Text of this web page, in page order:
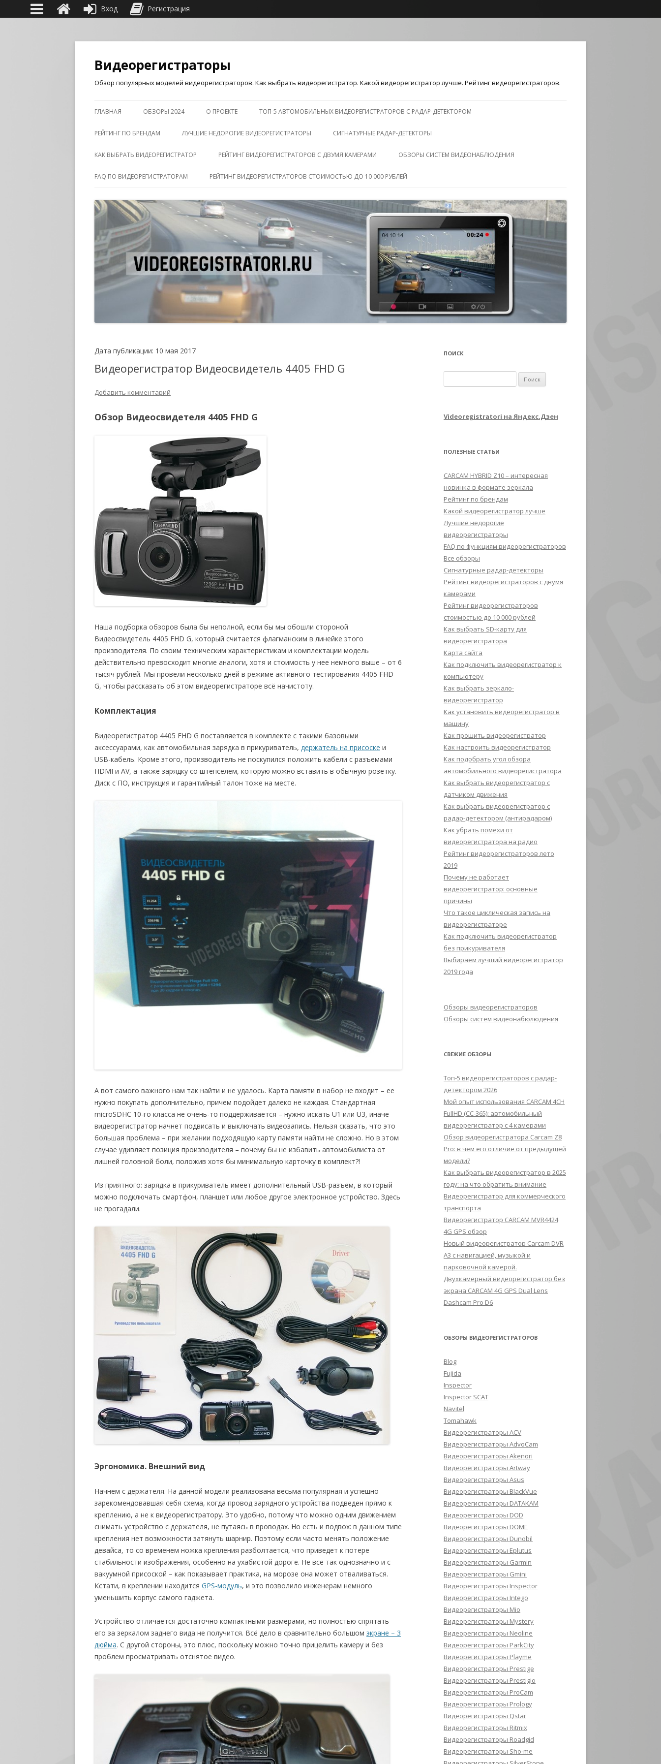
Видеорегистраторы
Обзор популярных моделей видеорегистраторов. Как выбрать видеорегистратор. Какой видеорегистратор лучше. Рейтинг видеорегистраторов.
ГЛАВНАЯ ОБЗОРЫ 2024 О ПРОЕКТЕ ТОП-5 АВТОМОБИЛЬНЫХ ВИДЕОРЕГИСТРАТОРОВ С РАДАР-ДЕТЕКТОРОМ
РЕЙТИНГ ПО БРЕНДАМ ЛУЧШИЕ НЕДОРОГИЕ ВИДЕОРЕГИСТРАТОРЫ СИГНАТУРНЫЕ РАДАР-ДЕТЕКТОРЫ
КАК ВЫБРАТЬ ВИДЕОРЕГИСТРАТОР РЕЙТИНГ ВИДЕОРЕГИСТРАТОРОВ С ДВУМЯ КАМЕРАМИ ОБЗОРЫ СИСТЕМ ВИДЕОНАБЛЮДЕНИЯ
FAQ ПО ВИДЕОРЕГИСТРАТОРАМ РЕЙТИНГ ВИДЕОРЕГИСТРАТОРОВ СТОИМОСТЬЮ ДО 10 000 РУБЛЕЙ
Дата публикации: 10 мая 2017
Видеорегистратор Видеосвидетель 4405 FHD G
Добавить комментарий
Обзор Видеосвидетеля 4405 FHD G
Наша подборка обзоров была бы неполной, если бы мы обошли стороной
Видеосвидетель 4405 FHD G, который считается флагманским в линейке этого
производителя. По своим техническим характеристикам и комплектации модель
действительно превосходит многие аналоги, хотя и стоимость у нее немного выше – от 6
тысяч рублей. Мы провели несколько дней в режиме активного тестирования 4405 FHD
G, чтобы рассказать об этом видеорегистраторе всё начистоту.
Комплектация
Видеорегистратор 4405 FHD G поставляется в комплекте с такими базовыми
аксессуарами, как автомобильная зарядка в прикуриватель, держатель на присоске и
USB-кабель. Кроме этого, производитель не поскупился положить кабели с разъемами
HDMI и AV, а также зарядку со штепселем, которую можно вставить в обычную розетку.
Диск с ПО, инструкция и гарантийный талон тоже на месте.
А вот самого важного нам так найти и не удалось. Карта памяти в набор не входит – ее
нужно покупать дополнительно, причем подойдет далеко не каждая. Стандартная
microSDHC 10-го класса не очень-то поддерживается – нужно искать U1 или U3, иначе
видеорегистратор начнет подвисать и выключать видеозапись. Нельзя сказать, что это
большая проблема – при желании подходящую карту памяти найти не сложно. Но в этом
случае удивляет позиция производителя – почему бы не избавить автомобилиста от
лишней головной боли, положив хотя бы минимальную карточку в комплект?!
Из приятного: зарядка в прикуриватель имеет дополнительный USB-разъем, в который
можно подключать смартфон, планшет или любое другое электронное устройство. Здесь
не прогадали.
Эргономика. Внешний вид
Начнем с держателя. На данной модели реализована весьма популярная и успешно
зарекомендовавшая себя схема, когда провод зарядного устройства подведен прямо к
креплению, а не к видеорегистратору. Это удобно, потому что можно одним движением
снимать устройство с держателя, не путаясь в проводах. Но есть и подвох: в данном типе
крепления нет возможности затянуть шарнир. Поэтому если часто менять положение
девайса, то со временем ножка крепления разболтается, что приведет к потере
стабильности изображения, особенно на ухабистой дороге. Не всё так однозначно и с
вакуумной присоской – как показывает практика, на морозе она может отваливаться.
Кстати, в креплении находится GPS-модуль, и это позволило инженерам немного
уменьшить корпус самого гаджета.
Устройство отличается достаточно компактными размерами, но полностью спрятать
его за зеркалом заднего вида не получится. Всё дело в сравнительно большом экране – 3
дюйма. С другой стороны, это плюс, поскольку можно точно прицелить камеру и без
проблем просматривать отснятое видео.
ПОИСК
Videoregistratori на Яндекс.Дзен
ПОЛЕЗНЫЕ СТАТЬИ
CARCAM HYBRID Z10 – интересная
новинка в формате зеркала
Рейтинг по брендам
Какой видеорегистратор лучше
Лучшие недорогие
видеорегистраторы
FAQ по функциям видеорегистраторов
Все обзоры
Сигнатурные радар-детекторы
Рейтинг видеорегистраторов с двумя
камерами
Рейтинг видеорегистраторов
стоимостью до 10 000 рублей
Как выбрать SD-карту для
видеорегистратора
Карта сайта
Как подключить видеорегистратор к
компьютеру
Как выбрать зеркало-
видеорегистратор
Как установить видеорегистратор в
машину
Как прошить видеорегистратор
Как настроить видеорегистратор
Как подобрать угол обзора
автомобильного видеорегистратора
Как выбрать видеорегистратор с
датчиком движения
Как выбрать видеорегистратор с
радар-детектором (антирадаром)
Как убрать помехи от
видеорегистратора на радио
Рейтинг видеорегистраторов лето
2019
Почему не работает
видеорегистратор: основные
причины
Что такое циклическая запись на
видеорегистраторе
Как подключить видеорегистратор
без прикуривателя
Выбираем лучший видеорегистратор
2019 года
Обзоры видеорегистраторов
Обзоры систем видеонабюлюдения
СВЕЖИЕ ОБЗОРЫ
Топ-5 видеорегистраторов с радар-
детектором 2026
Мой опыт использования CARCAM 4CH
FullHD (CC-365): автомобильный
видеорегистратор с 4 камерами
Обзор видеорегистратора Carcam Z8
Pro: в чем его отличие от предыдущей
модели?
Как выбрать видеорегистратор в 2025
году: на что обратить внимание
Видеорегистратор для коммерческого
транспорта
Видеорегистратор CARCAM MVR4424
4G GPS обзор
Новый видеорегистратор Carcam DVR
A3 с навигацией, музыкой и
парковочной камерой.
Двухкамерный видеорегистратор без
экрана CARCAM 4G GPS Dual Lens
Dashcam Pro D6
ОБЗОРЫ ВИДЕОРЕГИСТРАТОРОВ
Blog
Fujida
Inspector
Inspector SCAT
Navitel
Tomahawk
Видеорегистраторы ACV
Видеорегистраторы AdvoCam
Видеорегистраторы Akenori
Видеорегистраторы Artway
Видеорегистраторы Asus
Видеорегистраторы BlackVue
Видеорегистраторы DATAKAM
Видеорегистраторы DOD
Видеорегистраторы DOME
Видеорегистраторы Dunobil
Видеорегистраторы Eplutus
Видеорегистраторы Garmin
Видеорегистраторы Gmini
Видеорегистраторы Inspector
Видеорегистраторы Intego
Видеорегистраторы Mio
Видеорегистраторы Mystery
Видеорегистраторы Neoline
Видеорегистраторы ParkCity
Видеорегистраторы Playme
Видеорегистраторы Prestige
Видеорегистраторы Prestigio
Видеорегистраторы ProCam
Видеорегистраторы Prology
Видеорегистраторы Qstar
Видеорегистраторы Ritmix
Видеорегистраторы Roadgid
Видеорегистраторы Sho-me
Вход Регистрация